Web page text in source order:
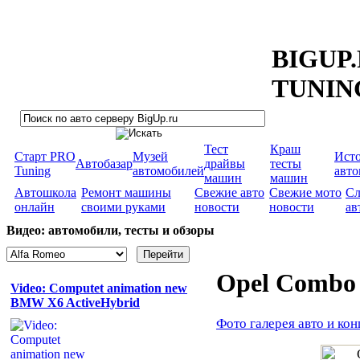
Старт PRO
Tuning
Автобазар
Музей
автомобилей
Тест
драйвы
машин
Краш
тесты
машин
Автошкола
онлайн
Ремонт машины
своими руками
Свежие авто
новости
Свежие мото
новости
Видео: автомобили, тесты и обзоры
Video: Computet animation new
BMW X6 ActiveHybrid
Opel Combo
Фото галерея авто и